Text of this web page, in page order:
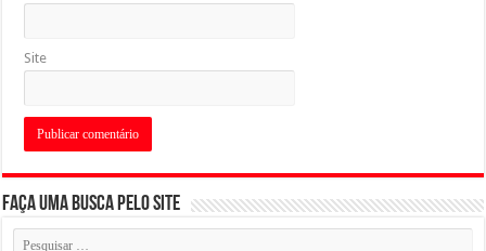
Site
Faça uma busca pelo Site